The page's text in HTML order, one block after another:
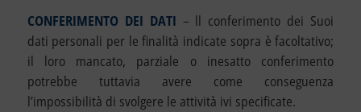
CONFERIMENTO DEI DATI – ll conferimento dei Suoi
dati personali per le finalità indicate sopra è facoltativo;
il loro mancato, parziale o inesatto conferimento
potrebbe tuttavia avere come conseguenza
l’impossibilità di svolgere le attività ivi specificate.